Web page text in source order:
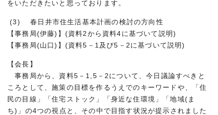
をいただきたいと思っております。
(3) 春日井市住生活基本計画の検討の方向性
【事務局(伊藤)】(資料2から資料4に基づいて説明)
【事務局(山口)】(資料5－1及び5－2に基づいて説明)
【会長】
事務局から、資料5－1,5－2について、今日議論すべきと
ころとして、施策の目標を作るうえでのキーワードや、「住
民の目線」「住宅ストック」「身近な住環境」「地域(ま
ち)」の4つの視点と、その中で目指す状況が提示されました